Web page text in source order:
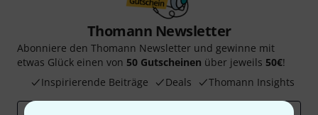
Thomann Newsletter
Abonniere den Thomann Newsletter und gewinne mit
etwas Glück einen von 50 Gutscheinen über jeweils 50€!
Inspirierende Beiträge
Deals Thomann Insights